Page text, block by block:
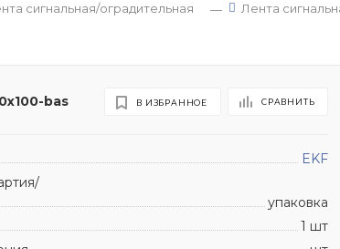
сигнальная/оградительная —
Лента
bas В ИЗБРАННОЕ СРАВНИТЬ
EKF
упаковка
1 шт